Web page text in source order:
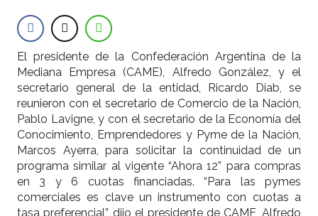
El presidente de la Confederación Argentina de la
Mediana Empresa (CAME), Alfredo González, y el
secretario general de la entidad, Ricardo Diab, se
reunieron con el secretario de Comercio de la Nación,
Pablo Lavigne, y con el secretario de la Economía del
Conocimiento, Emprendedores y Pyme de la Nación,
Marcos Ayerra, para solicitar la continuidad de un
programa similar al vigente “Ahora 12” para compras
en 3 y 6 cuotas financiadas. “Para las pymes
comerciales es clave un instrumento con cuotas a
tasa preferencial”, dijo el presidente de CAME, Alfredo